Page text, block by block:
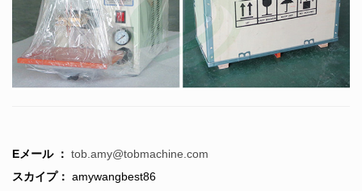
Eメール ： tob.amy@tobmachine.com
スカイプ： amywangbest86